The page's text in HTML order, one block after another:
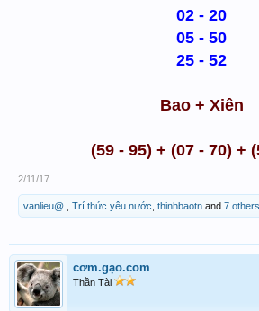
02 - 20
05 - 50
25 - 52
Bao + Xiên
(59 - 95) + (07 - 70) +
2/11/17
vanlieu@. Trí thức yêu nước thinhbaotn and 7 others
cơm.gạo.com
Thần Tài